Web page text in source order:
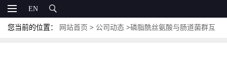
EN
您当前的位置： 网站首页 > 公司动态 >磷脂酰丝氨酸与肠道菌群互